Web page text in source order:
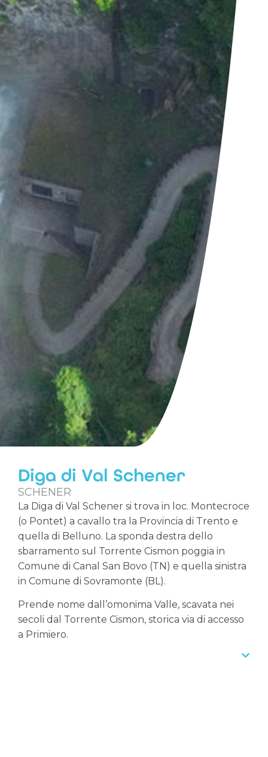
Diga di Val Schener
SCHENER
La Diga di Val Schener si trova in loc. Montecroce
(o Pontet) a cavallo tra la Provincia di Trento e
quella di Belluno. La sponda destra dello
sbarramento sul Torrente Cismon poggia in
Comune di Canal San Bovo (TN) e quella sinistra
in Comune di Sovramonte (BL).
Prende nome dall’omonima Valle, scavata nei
secoli dal Torrente Cismon, storica via di accesso
a Primiero.